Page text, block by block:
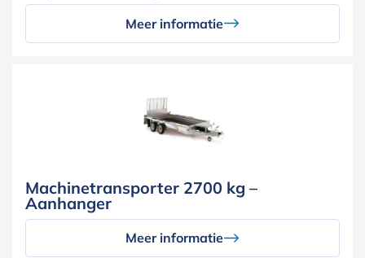
Meer informatie
Machinetransporter 2700 kg –
Aanhanger
Meer informatie